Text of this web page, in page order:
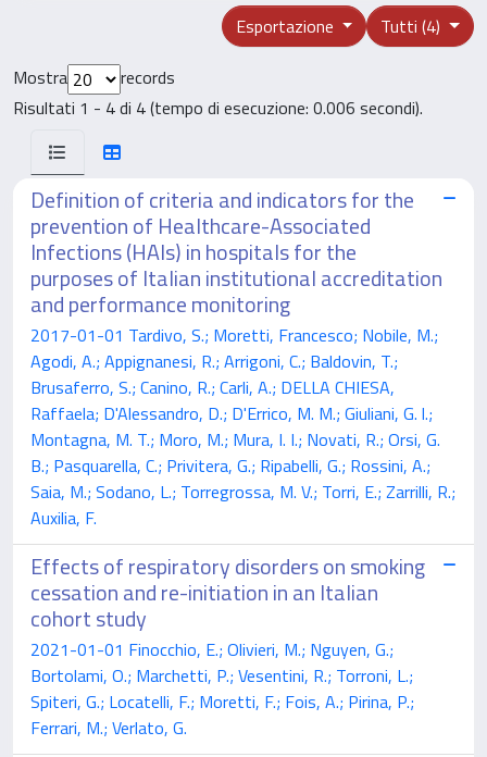
Tutti (4)
Esportazione
Mostra
records
Risultati 1 - 4 di 4 (tempo di esecuzione: 0.006 secondi).
Definition of criteria and indicators for the
prevention of Healthcare-Associated
Infections (HAIs) in hospitals for the
purposes of Italian institutional accreditation
and performance monitoring
2017-01-01 Tardivo, S.; Moretti, Francesco; Nobile, M.;
Agodi, A.; Appignanesi, R.; Arrigoni, C.; Baldovin, T.;
Brusaferro, S.; Canino, R.; Carli, A.; DELLA CHIESA,
Raffaela; D'Alessandro, D.; D'Errico, M. M.; Giuliani, G. l.;
Montagna, M. T.; Moro, M.; Mura, I. I.; Novati, R.; Orsi, G.
B.; Pasquarella, C.; Privitera, G.; Ripabelli, G.; Rossini, A.;
Saia, M.; Sodano, L.; Torregrossa, M. V.; Torri, E.; Zarrilli, R.;
Auxilia, F.
Effects of respiratory disorders on smoking
cessation and re-initiation in an Italian
cohort study
2021-01-01 Finocchio, E.; Olivieri, M.; Nguyen, G.;
Bortolami, O.; Marchetti, P.; Vesentini, R.; Torroni, L.;
Spiteri, G.; Locatelli, F.; Moretti, F.; Fois, A.; Pirina, P.;
Ferrari, M.; Verlato, G.